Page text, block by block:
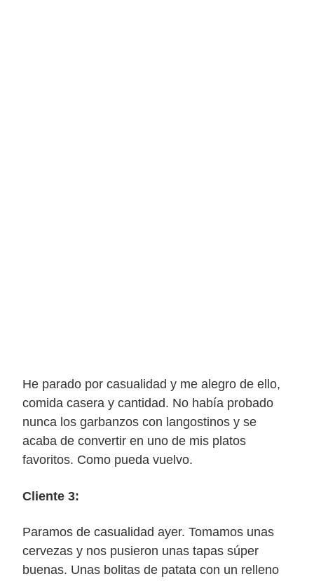
He parado por casualidad y me alegro de ello,
comida casera y cantidad. No había probado
nunca los garbanzos con langostinos y se
acaba de convertir en uno de mis platos
favoritos. Como pueda vuelvo.
Cliente 3:
Paramos de casualidad ayer. Tomamos unas
cervezas y nos pusieron unas tapas súper
buenas. Unas bolitas de patata con un relleno